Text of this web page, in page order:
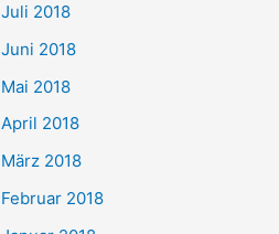
Juli 2018
Juni 2018
Mai 2018
April 2018
März 2018
Februar 2018